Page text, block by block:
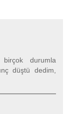
durumla
düştü dedim,